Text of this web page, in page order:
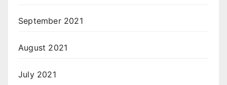
September 2021
August 2021
July 2021